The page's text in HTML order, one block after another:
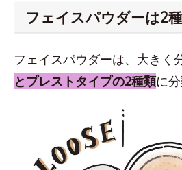
フェイスパウダーは2
フェイスパウダーは、大きく
とプレストタイプの2種類に分